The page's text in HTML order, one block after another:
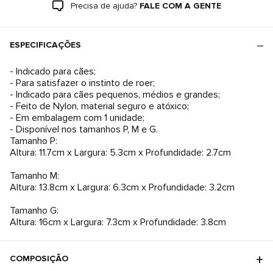
Precisa de ajuda? FALE COM A GENTE
ESPECIFICAÇÕES
- Indicado para cães;
- Para satisfazer o instinto de roer;
- Indicado para cães pequenos, médios e grandes;
- Feito de Nylon, material seguro e atóxico;
- Em embalagem com 1 unidade;
- Disponível nos tamanhos P, M e G.
Tamanho P:
Altura: 11.7cm x Largura: 5.3cm x Profundidade: 2.7cm
Tamanho M:
Altura: 13.8cm x Largura: 6.3cm x Profundidade: 3.2cm
Tamanho G:
Altura: 16cm x Largura: 7.3cm x Profundidade: 3.8cm
COMPOSIÇÃO